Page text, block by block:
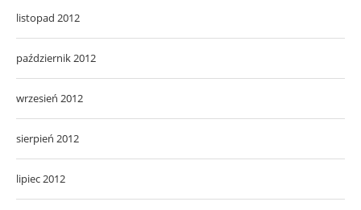
listopad 2012
październik 2012
wrzesień 2012
sierpień 2012
lipiec 2012